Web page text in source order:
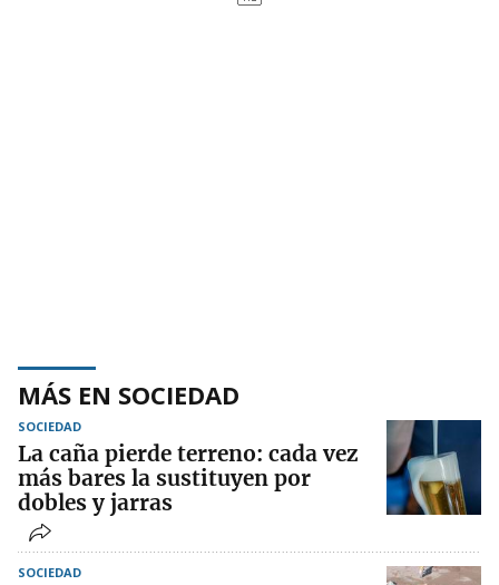
MÁS EN SOCIEDAD
SOCIEDAD
La caña pierde terreno: cada vez
más bares la sustituyen por
dobles y jarras
SOCIEDAD